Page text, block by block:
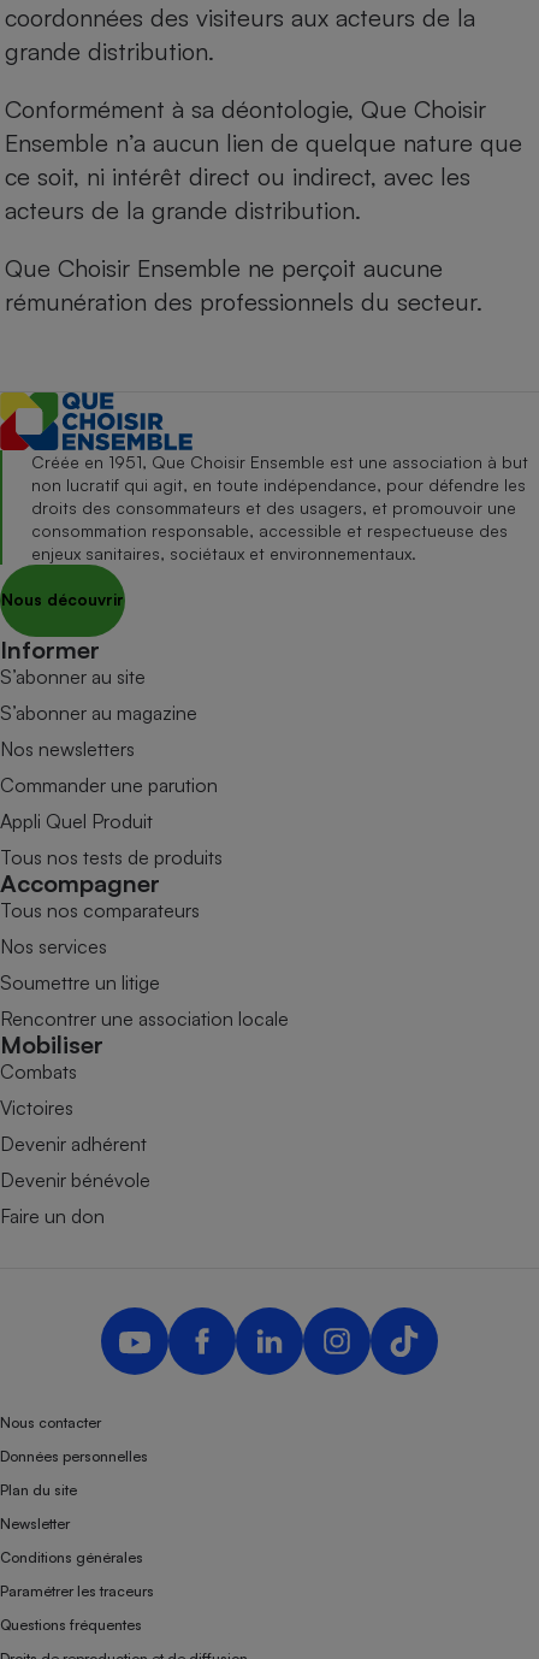
coordonnées des visiteurs aux acteurs de la
grande distribution.
Conformément à sa déontologie, Que Choisir
Ensemble n’a aucun lien de quelque nature que
ce soit, ni intérêt direct ou indirect, avec les
acteurs de la grande distribution.
Que Choisir Ensemble ne perçoit aucune
rémunération des professionnels du secteur.
Créée en 1951, Que Choisir Ensemble est une association à but
non lucratif qui agit, en toute indépendance, pour défendre les
droits des consommateurs et des usagers, et promouvoir une
consommation responsable, accessible et respectueuse des
enjeux sanitaires, sociétaux et environnementaux.
Nous découvrir
Informer
S’abonner au site
S’abonner au magazine
Nos newsletters
Commander une parution
Appli Quel Produit
Tous nos tests de produits
Accompagner
Tous nos comparateurs
Nos services
Soumettre un litige
Rencontrer une association locale
Mobiliser
Combats
Victoires
Devenir adhérent
Devenir bénévole
Faire un don
Nous contacter
Données personnelles
Plan du site
Newsletter
Conditions générales
Paramétrer les traceurs
Questions fréquentes